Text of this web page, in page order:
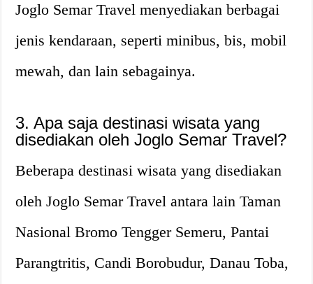
Joglo Semar Travel menyediakan berbagai
jenis kendaraan, seperti minibus, bis, mobil
mewah, dan lain sebagainya.
3. Apa saja destinasi wisata yang
disediakan oleh Joglo Semar Travel?
Beberapa destinasi wisata yang disediakan
oleh Joglo Semar Travel antara lain Taman
Nasional Bromo Tengger Semeru, Pantai
Parangtritis, Candi Borobudur, Danau Toba,